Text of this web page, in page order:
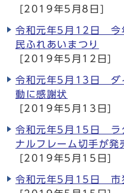
[2019年5月8日]
令和元年5月12日 今
民ふれあいまつり
[2019年5月12日]
令和元年5月13日 ダ
動に感謝状
[2019年5月13日]
令和元年5月15日 ラ
ナルフレーム切手が発
[2019年5月15日]
令和元年5月15日 市